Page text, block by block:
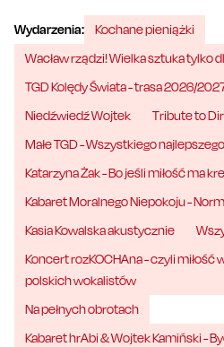
Wydarzenia:
Kochane pieniążki
Wacław rządzi! Wielka sztuka tylko
TGD Kolędy Świata - trasa 2026/
Niedźwiedź Wojtek
Tribute to
Małe TGD - Wszystkiego
Katarzyna Żak - Bo jeśli miłość ma
Kabaret Moralnego Niepokoju -
Kasia Kowalska akustycznie
Koncert rozKOCHAna - czyli
polskich wokalistów
Na pełnych obrotach
Kabaret hrAbi & Wojtek Kamiński -